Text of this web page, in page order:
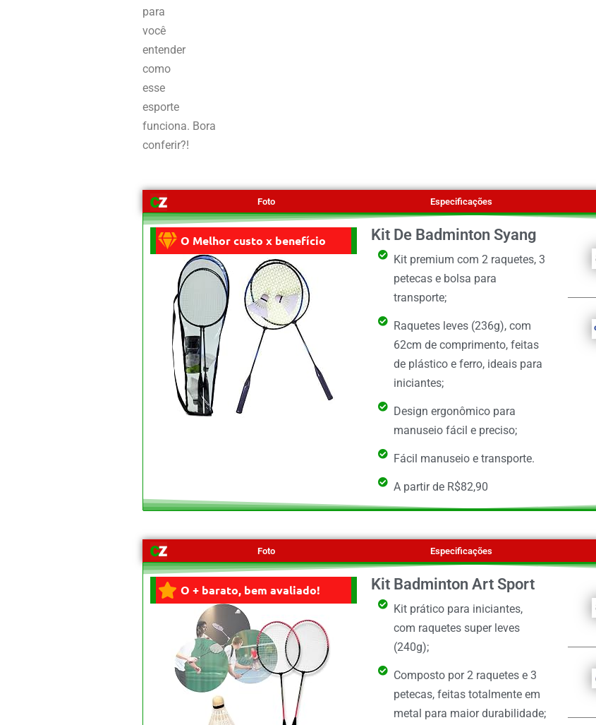
para
você
entender
como
esse
esporte
funciona. Bora
conferir?!
Foto Especificações
O Melhor custo x benefício Kit De Badminton Syang
Kit premium com 2 raquetes, 3
petecas e bolsa para
transporte;
Raquetes leves (236g), com
62cm de comprimento, feitas
de plástico e ferro, ideais para
iniciantes;
Design ergonômico para
manuseio fácil e preciso;
Fácil manuseio e transporte.
A partir de R$82,90
Foto Especificações
O + barato, bem avaliado! Kit Badminton Art Sport
Kit prático para iniciantes,
com raquetes super leves
(240g);
Composto por 2 raquetes e 3
petecas, feitas totalmente em
metal para maior durabilidade;